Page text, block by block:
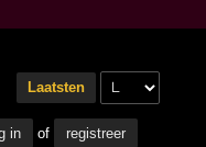
Laatsten
in of registreer